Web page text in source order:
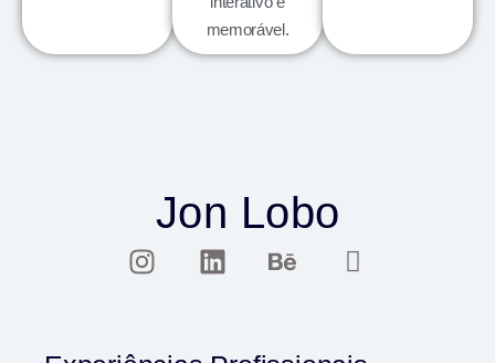
memorável.
Jon Lobo